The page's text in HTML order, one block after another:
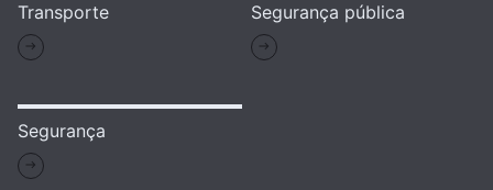
Transporte Segurança pública
Segurança